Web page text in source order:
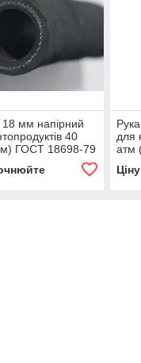
мм напірний
40
ГОСТ 18698-79
для
атм